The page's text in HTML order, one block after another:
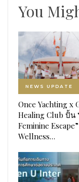
You
NEWS UPDATE
Once Yachting x
Healing Club ปั้น
Feminine
Wellness…